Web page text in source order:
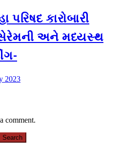
પરિષદ કારોબારી
સેરેમની અને મધ્યસ્થ
2023
comment.